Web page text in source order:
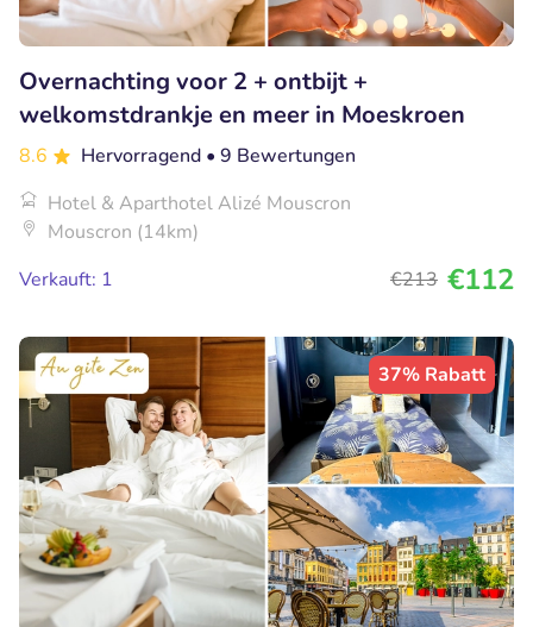
Overnachting voor 2 + ontbijt +
welkomstdrankje en meer in Moeskroen
8.6 Hervorragend • 9 Bewertungen
Hotel & Aparthotel Alizé Mouscron
Mouscron (14km)
Verkauft: 1
€213 €112
37% Rabatt